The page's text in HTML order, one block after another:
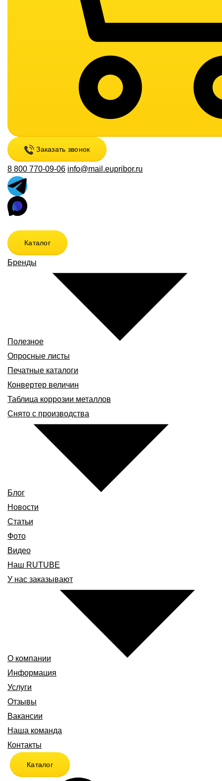
Заказать звонок
8 800 770-09-06 info@mail.eupribor.ru
Каталог
Бренды
Полезное
Опросные листы
Печатные каталоги
Конвертер величин
Таблица коррозии металлов
Снято с производства
Блог
Новости
Статьи
Фото
Видео
Наш RUTUBE
У нас заказывают
О компании
Информация
Услуги
Отзывы
Вакансии
Наша команда
Контакты
Каталог